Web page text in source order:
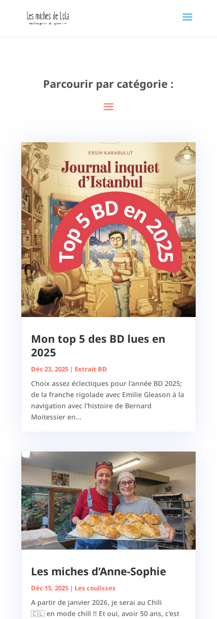
Parcourir par catégorie :
Mon top 5 des BD lues en
2025
Déc 23, 2025| Extrait BD
Choix assez éclectiques pour l'année BD 2025;
de la franche rigolade avec Emilie Gleason à la
navigation avec l'histoire de Bernard
Moitessier en...
Les miches d’Anne-Sophie
Déc 15, 2025| Les coulisses
A partir de janvier 2026, je serai au Chili
🇨🇱 en mode chill !! Et oui, avoir 50 ans, c'est